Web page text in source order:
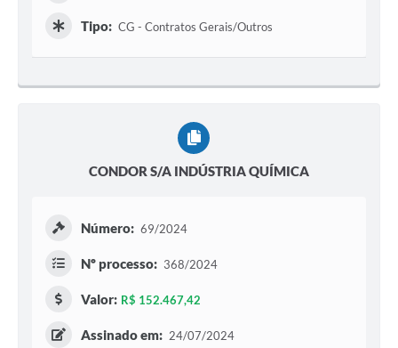
Tipo: CG - Contratos Gerais/Outros
CONDOR S/A INDÚSTRIA QUÍMICA
Número: 69/2024
Nº processo: 368/2024
Valor: R$ 152.467,42
Assinado em: 24/07/2024